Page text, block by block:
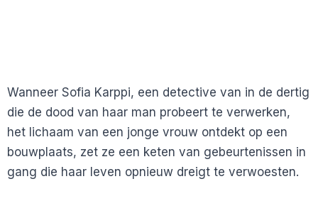
Wanneer Sofia Karppi, een detective van in de dertig
die de dood van haar man probeert te verwerken,
het lichaam van een jonge vrouw ontdekt op een
bouwplaats, zet ze een keten van gebeurtenissen in
gang die haar leven opnieuw dreigt te verwoesten.